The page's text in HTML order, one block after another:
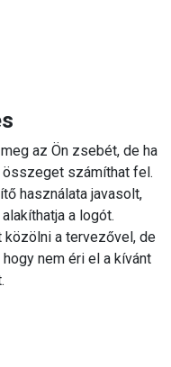
az Ön zsebét, de ha
összeget számíthat fel.
használata javasolt,
a logót.
a tervezővel, de
nem éri el a kívánt